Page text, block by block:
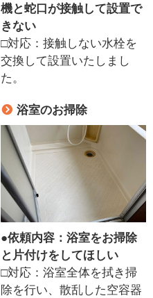
機と蛇口が接触して設置で
きない
□対応：接触しない水栓を
交換して設置いたしまし
た。
浴室のお掃除
●依頼内容：浴室をお掃除
と片付けをしてほしい
□対応：浴室全体を拭き掃
除を行い、散乱した空容器